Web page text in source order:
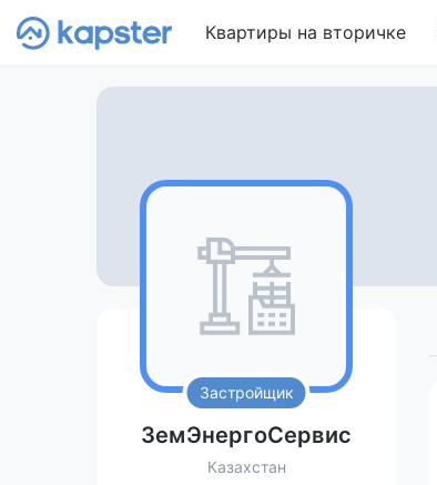
Квартиры на вторичке
Застройщик
ЗемЭнергоСервис
Казахстан